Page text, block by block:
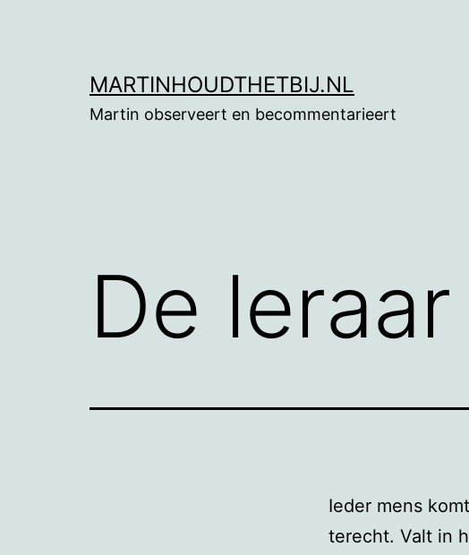
MARTINHOUDTHETBIJ.NL
Martin observeert en becommentarieert
De
Ieder mens
terecht. Valt in